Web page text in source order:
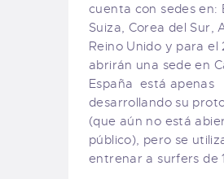
cuenta con sedes en:
Suiza, Corea del Sur,
Reino Unido y para el
abrirán una sede en
España está apenas
desarrollando su
(que aún no está
público), pero se
entrenar a surfers de